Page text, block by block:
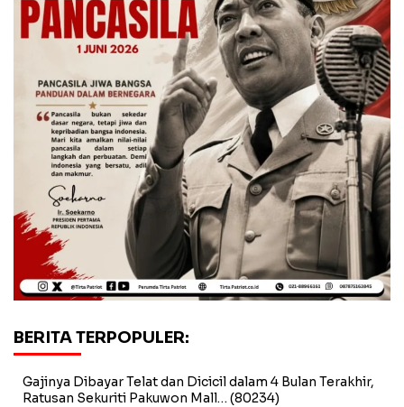
BERITA TERPOPULER:
Gajinya Dibayar Telat dan Dicicil dalam 4 Bulan Terakhir,
Ratusan Sekuriti Pakuwon Mall… (80234)